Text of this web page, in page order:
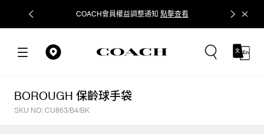
COACH會員權益調整通知 點擊查看 立即追蹤
BOROUGH 保齡球手袋
SKU NO: CU863/B4/BK